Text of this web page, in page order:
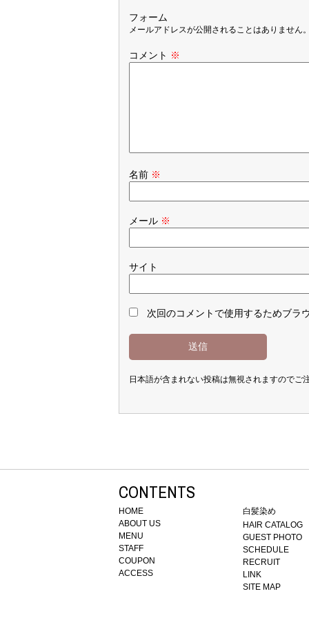
フォーム
メールアドレスが公開されることはありません
コメント ※
名前 ※
メール ※
サイト
次回のコメントで使用するためブラ
日本語が含まれない投稿は無視されますのでご
CONTENTS
HOME
ABOUT US
MENU
STAFF
COUPON
ACCESS
白髪染め
HAIR CATALOG
GUEST PHOTO
SCHEDULE
RECRUIT
LINK
SITE MAP